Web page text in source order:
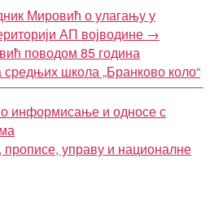
Мировић о улагању у
АП војводине →
поводом 85 година
школа „Бранково коло“
информисање и односе с
управу и националне